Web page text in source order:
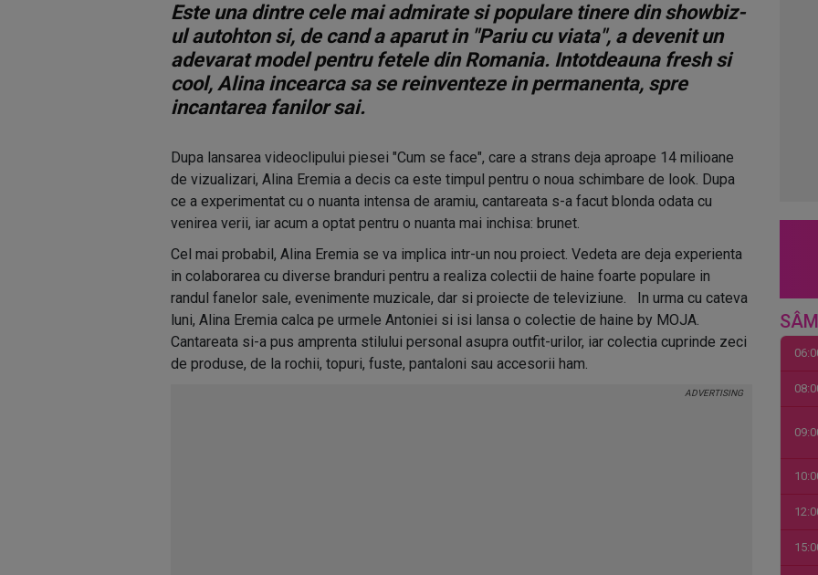
Este una dintre cele mai admirate si populare tinere din showbiz-
ul autohton si, de cand a aparut in "Pariu cu viata", a devenit un
adevarat model pentru fetele din Romania. Intotdeauna fresh si
cool, Alina incearca sa se reinventeze in permanenta, spre
incantarea fanilor sai.
Dupa lansarea videoclipului piesei "Cum se face", care a strans deja aproape 14 milioane
de vizualizari, Alina Eremia a decis ca este timpul pentru o noua schimbare de look. Dupa
ce a experimentat cu o nuanta intensa de aramiu, cantareata s-a facut blonda odata cu
venirea verii, iar acum a optat pentru o nuanta mai inchisa: brunet.
Cel mai probabil, Alina Eremia se va implica intr-un nou proiect. Vedeta are deja experienta
in colaborarea cu diverse branduri pentru a realiza colectii de haine foarte populare in
randul fanelor sale, evenimente muzicale, dar si proiecte de televiziune. In urma cu cateva
luni, Alina Eremia calca pe urmele Antoniei si isi lansa o colectie de haine by MOJA.
Cantareata si-a pus amprenta stilului personal asupra outfit-urilor, iar colectia cuprinde zeci
de produse, de la rochii, topuri, fuste, pantaloni sau accesorii ham.